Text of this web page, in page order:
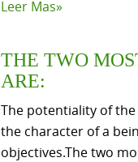
Leer Mas»
THE TWO
ARE:
The potentiality of
the character of a
objectives.The two